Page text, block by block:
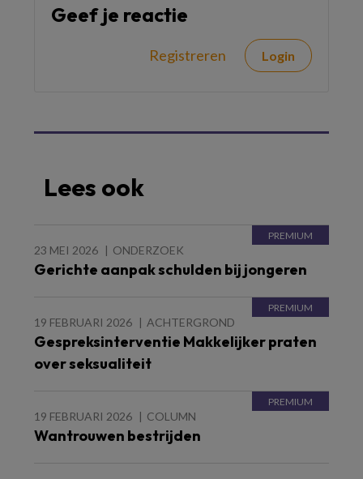
Geef je reactie
Registreren Login
Lees ook
23 MEI 2026 ONDERZOEK
Gerichte aanpak schulden bij jongeren
19 FEBRUARI 2026 ACHTERGROND
Gespreksinterventie Makkelijker praten
over seksualiteit
19 FEBRUARI 2026 COLUMN
Wantrouwen bestrijden